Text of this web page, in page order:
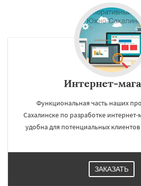
Интернет-
Функциональная часть наших
Сахалинске по разработке
удобна для потенциальных
ЗАКАЗАТЬ